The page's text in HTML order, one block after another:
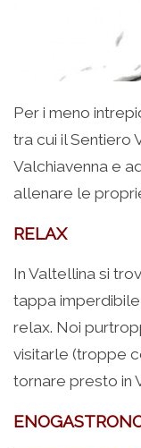
Per i meno
tra cui il Sentiero
Valchiavenna e
allenare le
RELAX
In Valtellina si
tappa
relax. Noi
visitarle (troppe
tornare presto in